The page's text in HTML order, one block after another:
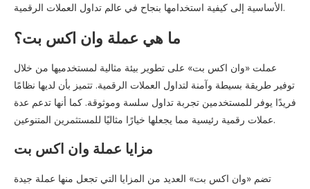
الأساسية إلى كيفية استخدامها بنجاح في عالم تداول العملات الرقمية.
ما هي عملة وان اكس بت؟
عملت «وان اكس بت» على تطوير بيئة مثالية لمستخدميها من خلال
توفير طريقة بسيطة وآمنة لتداول العملات الرقمية. تتميز بأن لديها نظامًا
فريدًا يوفر للمستخدمين تجربة تداول سلسة وموثوقة. كما أنها تدعم عدة
عملات رقمية رئيسية مما يجعلها خيارًا مثاليًا للمستثمرين المتنوعين.
مزايا عملة وان اكس بت
تضم «وان اكس بت» العديد من المزايا التي تجعل منها عملة جيدة